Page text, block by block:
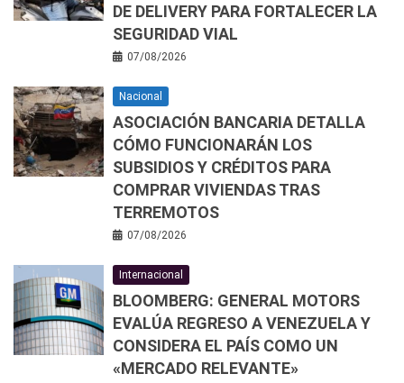
DE DELIVERY PARA FORTALECER LA
SEGURIDAD VIAL
07/08/2026
Nacional
ASOCIACIÓN BANCARIA DETALLA
CÓMO FUNCIONARÁN LOS
SUBSIDIOS Y CRÉDITOS PARA
COMPRAR VIVIENDAS TRAS
TERREMOTOS
07/08/2026
Internacional
BLOOMBERG: GENERAL MOTORS
EVALÚA REGRESO A VENEZUELA Y
CONSIDERA EL PAÍS COMO UN
«MERCADO RELEVANTE»